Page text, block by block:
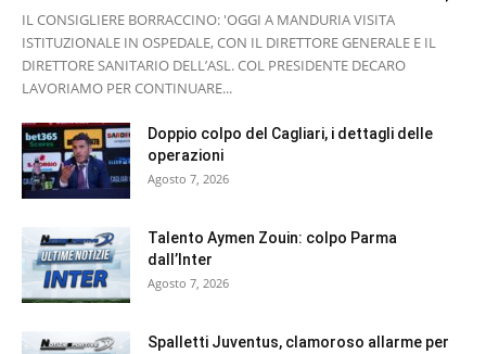
IL CONSIGLIERE BORRACCINO: 'OGGI A MANDURIA VISITA
ISTITUZIONALE IN OSPEDALE, CON IL DIRETTORE GENERALE E IL
DIRETTORE SANITARIO DELL’ASL. COL PRESIDENTE DECARO
LAVORIAMO PER CONTINUARE...
Doppio colpo del Cagliari, i dettagli delle
operazioni
Agosto 7, 2026
Talento Aymen Zouin: colpo Parma
dall’Inter
Agosto 7, 2026
Spalletti Juventus, clamoroso allarme per